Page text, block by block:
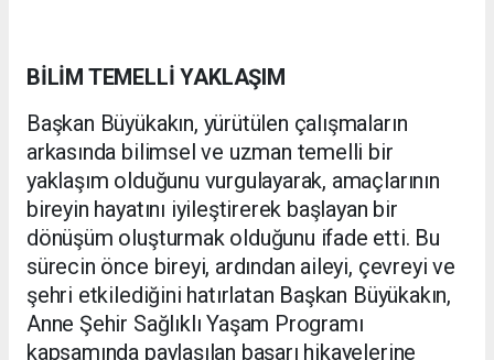
BİLİM TEMELLİ YAKLAŞIM
Başkan Büyükakın, yürütülen çalışmaların
arkasında bilimsel ve uzman temelli bir
yaklaşım olduğunu vurgulayarak, amaçlarının
bireyin hayatını iyileştirerek başlayan bir
dönüşüm oluşturmak olduğunu ifade etti. Bu
sürecin önce bireyi, ardından aileyi, çevreyi ve
şehri etkilediğini hatırlatan Başkan Büyükakın,
Anne Şehir Sağlıklı Yaşam Programı
kapsamında paylaşılan başarı hikayelerine